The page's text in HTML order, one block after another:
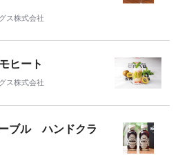
ス株式会社
ヒート
ス株式会社
ブル ハンドクラ